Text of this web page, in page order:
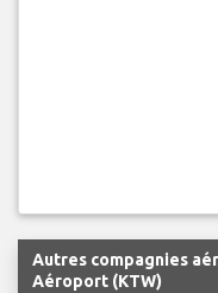
Autres compagnies
Aéroport (KTW)